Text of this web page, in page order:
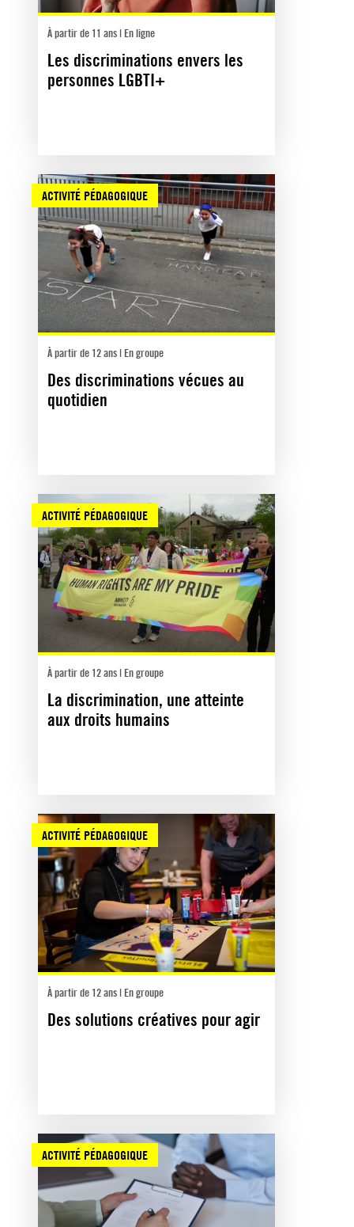
À partir de 11 ans | En ligne
Les discriminations envers les
personnes LGBTI+
ACTIVITÉ PÉDAGOGIQUE
À partir de 12 ans | En groupe
Des discriminations vécues au
quotidien
ACTIVITÉ PÉDAGOGIQUE
À partir de 12 ans | En groupe
La discrimination, une atteinte
aux droits humains
ACTIVITÉ PÉDAGOGIQUE
À partir de 12 ans | En groupe
Des solutions créatives pour agir
ACTIVITÉ PÉDAGOGIQUE